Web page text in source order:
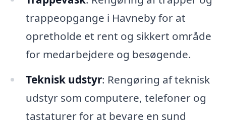
trappeopgange i Havneby for at
opretholde et rent og sikkert område
for medarbejdere og besøgende.
Teknisk udstyr: Rengøring af teknisk
udstyr som computere, telefoner og
tastaturer for at bevare en sund